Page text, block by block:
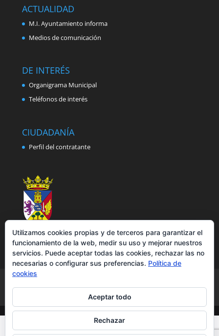
ACTUALIDAD
M.I. Ayuntamiento informa
Medios de comunicación
DE INTERÉS
Organigrama Municipal
Teléfonos de interés
CIUDADANÍA
Perfil del contratante
Política de cookies
Accesibilidad
Utilizamos cookies propias y de terceros para garantizar el
funcionamiento de la web, medir su uso y mejorar nuestros
servicios. Puede aceptar todas las cookies, rechazar las no
necesarias o configurar sus preferencias. Política de
cookies
Aceptar todo
Rechazar